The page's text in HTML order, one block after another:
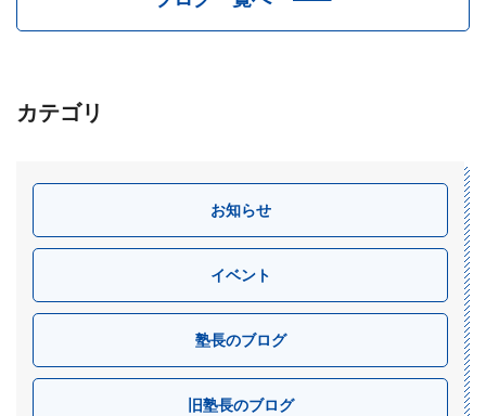
カテゴリ
お知らせ
イベント
塾長のブログ
旧塾長のブログ